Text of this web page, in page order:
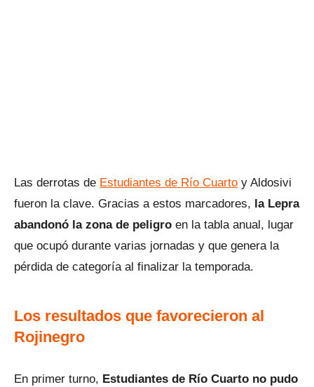
Las derrotas de Estudiantes de Río Cuarto y Aldosivi
fueron la clave. Gracias a estos marcadores, la Lepra
abandonó la zona de peligro en la tabla anual, lugar
que ocupó durante varias jornadas y que genera la
pérdida de categoría al finalizar la temporada.
Los resultados que favorecieron al
Rojinegro
En primer turno, Estudiantes de Río Cuarto no pudo